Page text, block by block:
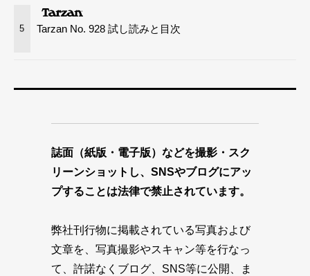
5 Tarzan No. 928 試し読みと目次
誌面（紙版・電子版）などを撮影・スク
リーンショットし、SNSやブログにアッ
プすることは法律で禁止されています。
弊社刊行物に掲載されている写真および
文章を、写真撮影やスキャン等を行なっ
て、許諾なくブログ、SNS等に公開、ま